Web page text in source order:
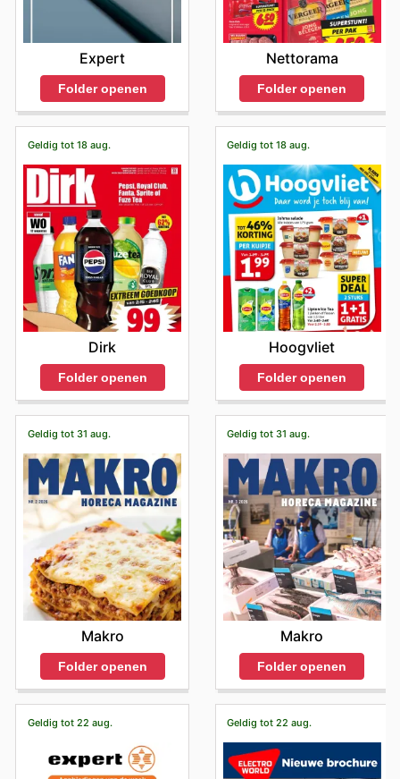
Expert
Folder openen
Nettorama
Folder openen
Geldig tot 18 aug.
Dirk
Folder openen
Geldig tot 18 aug.
Hoogvliet
Folder openen
Geldig tot 31 aug.
Makro
Folder openen
Geldig tot 31 aug.
Makro
Folder openen
Geldig tot 22 aug. Geldig tot 22 aug.